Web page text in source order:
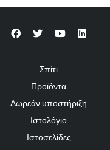
Σπίτι
Προϊόντα
Δωρεάν υποστήριξη
Ιστολόγιο
Ιστοσελίδες